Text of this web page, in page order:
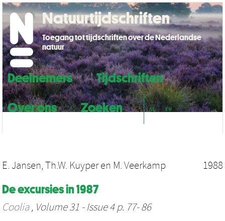
Deelnemers
Tijdschriften
Over ons
Zoeken NL EN
Natuurtijdschriften
Toegang tot tijdschriften over de Nederlandse
natuur
E. Jansen,Th.W. Kuyperen M. Veerkamp 1988
De excursies in 1987
Coolia, Volume 31 - Issue 4 p. 77- 86